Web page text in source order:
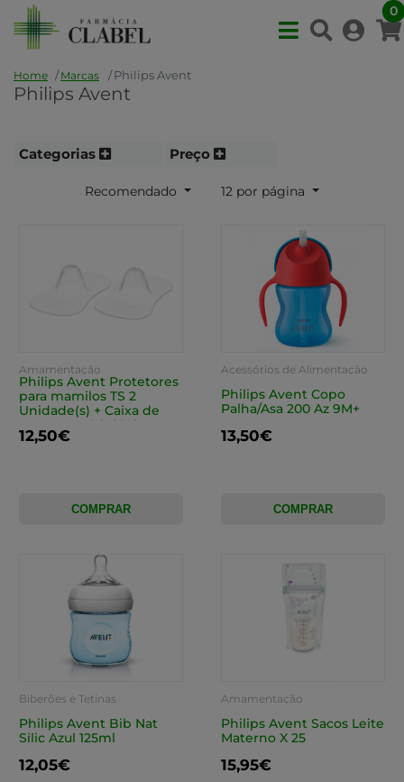
0
Home Marcas Philips Avent
Philips Avent
Categorias Preço
Recomendado 12 por página
Amamentação
Philips Avent Protetores
para mamilos TS 2
Unidade(s) + Caixa de
transporte higiénica
12,50€
COMPRAR
Acessórios de Alimentação
Philips Avent Copo
Palha/Asa 200 Az 9M+
13,50€
COMPRAR
Biberões e Tetinas
Philips Avent Bib Nat
Silic Azul 125ml
12,05€
Amamentação
Philips Avent Sacos Leite
Materno X 25
15,95€